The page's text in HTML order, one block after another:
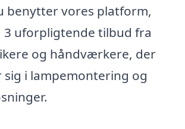
benytter vores platform,
3 uforpligtende tilbud fra
og håndværkere, der
sig i lampemontering og